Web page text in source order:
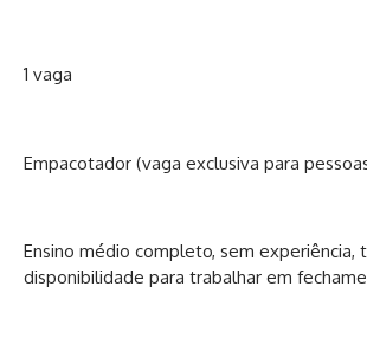
1 vaga
Empacotador (vaga exclusiva para
Ensino médio completo, sem experiência,
disponibilidade para trabalhar em